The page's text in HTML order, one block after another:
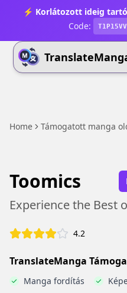
⚡ Korlátozott ideig
Code:
T1P15VV
Home Támogatott manga
Toomics
Experience the Best
4.2
TranslateManga
Manga fordítás